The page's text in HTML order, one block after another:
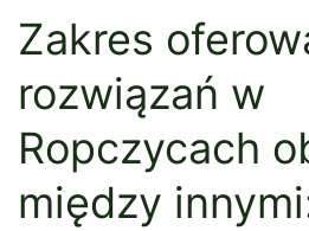
Zakres
rozwiązań w
Ropczycach
między